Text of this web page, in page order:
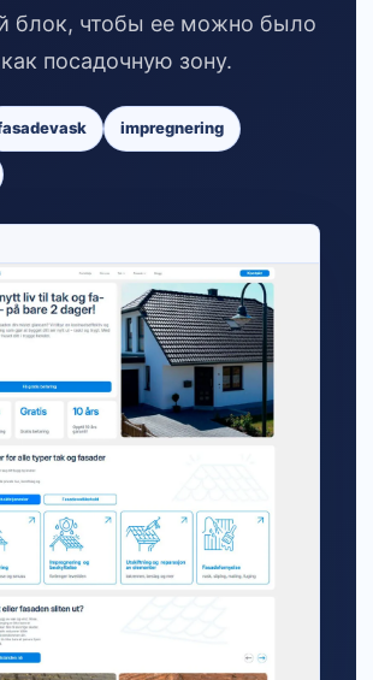
блок, чтобы ее можно было
посадочную зону.
impregnering